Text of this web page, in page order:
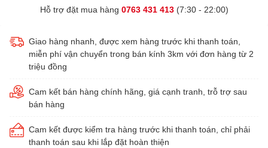
Hỗ trợ đặt mua hàng 0763 431 413(7:30 - 22:00)
Giao hàng nhanh, được xem hàng trước khi thanh toán,
miễn phí vận chuyển trong bán kính 3km với đơn hàng từ 2
triệu đồng
Cam kết bán hàng chính hãng, giá cạnh tranh, trỗ trợ sau
bán hàng
Cam kết được kiểm tra hàng trước khi thanh toán, chỉ phải
thanh toán sau khi lắp đặt hoàn thiện